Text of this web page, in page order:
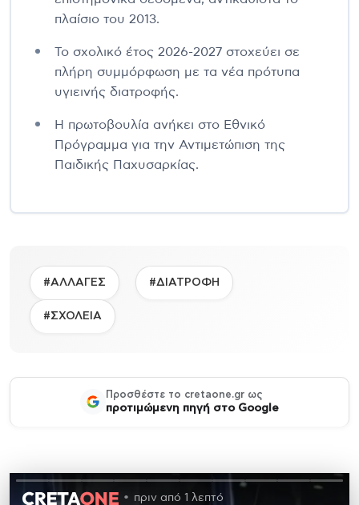
πλαίσιο του 2013.
Το σχολικό έτος 2026-2027 στοχεύει σε
πλήρη συμμόρφωση με τα νέα πρότυπα
υγιεινής διατροφής.
Η πρωτοβουλία ανήκει στο Εθνικό
Πρόγραμμα για την Αντιμετώπιση της
Παιδικής Παχυσαρκίας.
#ΑΛΛΑΓΕΣ #ΔΙΑΤΡΟΦΗ
#ΣΧΟΛΕΙΑ
Προσθέστε το cretaone.gr ως
προτιμώμενη πηγή στο Google
πριν από 1 λεπτό